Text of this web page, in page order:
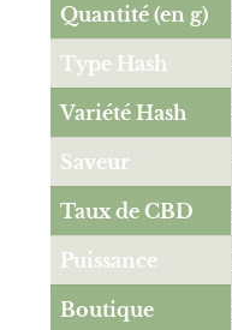
Quantité (en g)
Type Hash
Variété Hash
Saveur
Taux de CBD
Puissance
Boutique